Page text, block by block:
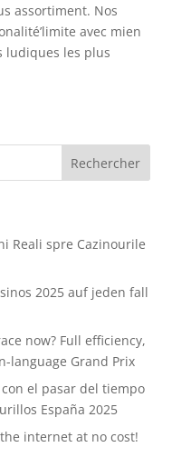
assortiment. Nos
avec mien
ludiques les plus
Reali spre Cazinourile
2025 auf jeden fall
now? Full efficiency,
language Grand Prix
el pasar del tiempo
España 2025
internet at no cost!